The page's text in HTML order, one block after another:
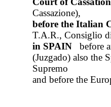
Cassazione),
before the Italian
T.A.R., Consiglio
in SPAIN before
(Juzgado) also the
Supremo
and before the